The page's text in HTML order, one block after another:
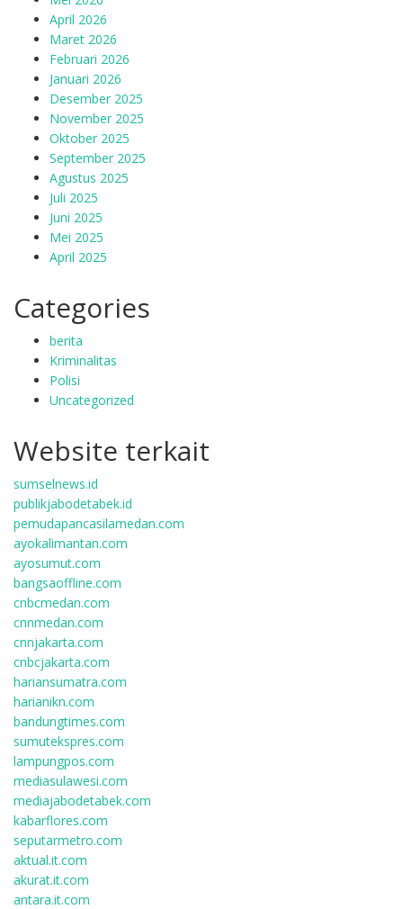
April 2026
Maret 2026
Februari 2026
Januari 2026
Desember 2025
November 2025
Oktober 2025
September 2025
Agustus 2025
Juli 2025
Juni 2025
Mei 2025
April 2025
Categories
berita
Kriminalitas
Polisi
Uncategorized
Website terkait
sumselnews.id
publikjabodetabek.id
pemudapancasilamedan.com
ayokalimantan.com
ayosumut.com
bangsaoffline.com
cnbcmedan.com
cnnmedan.com
cnnjakarta.com
cnbcjakarta.com
hariansumatra.com
harianikn.com
bandungtimes.com
sumutekspres.com
lampungpos.com
mediasulawesi.com
mediajabodetabek.com
kabarflores.com
seputarmetro.com
aktual.it.com
akurat.it.com
antara.it.com